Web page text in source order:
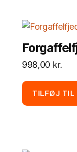
998,00 kr.
TILFØJ TIL